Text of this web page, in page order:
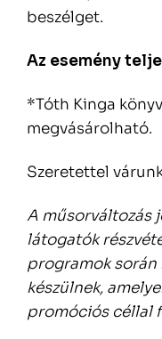
beszélget.
Az esemény
*Tóth Kinga
megvásárolható.
Szeretettel
A műsorváltozás
látogatók
programok során
készülnek,
promóciós céllal